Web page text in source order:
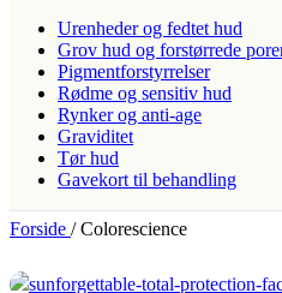
Urenheder og fedtet hud
Grov hud og forstørrede
Pigmentforstyrrelser
Rødme og sensitiv hud
Rynker og anti-age
Graviditet
Tør hud
Gavekort til behandling
Forside / Colorescience